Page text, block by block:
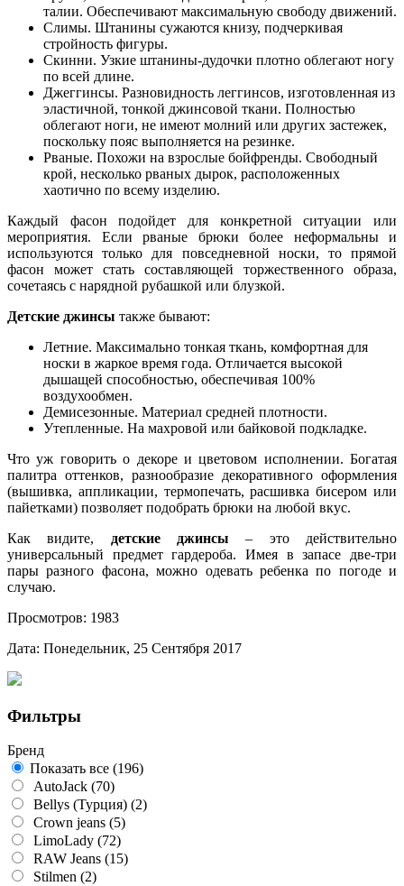
талии. Обеспечивают максимальную свободу движений.
Слимы. Штанины сужаются книзу, подчеркивая
стройность фигуры.
Скинни. Узкие штанины-дудочки плотно облегают ногу
по всей длине.
Джеггинсы. Разновидность леггинсов, изготовленная из
эластичной, тонкой джинсовой ткани. Полностью
облегают ноги, не имеют молний или других застежек,
поскольку пояс выполняется на резинке.
Рваные. Похожи на взрослые бойфренды. Свободный
крой, несколько рваных дырок, расположенных
хаотично по всему изделию.
Каждый фасон подойдет для конкретной ситуации или
мероприятия. Если рваные брюки более неформальны и
используются только для повседневной носки, то прямой
фасон может стать составляющей торжественного образа,
сочетаясь с нарядной рубашкой или блузкой.
Детские джинсы также бывают:
Летние. Максимально тонкая ткань, комфортная для
носки в жаркое время года. Отличается высокой
дышащей способностью, обеспечивая 100%
воздухообмен.
Демисезонные. Материал средней плотности.
Утепленные. На махровой или байковой подкладке.
Что уж говорить о декоре и цветовом исполнении. Богатая
палитра оттенков, разнообразие декоративного оформления
(вышивка, аппликации, термопечать, расшивка бисером или
пайетками) позволяет подобрать брюки на любой вкус.
Как видите, детские джинсы – это действительно
универсальный предмет гардероба. Имея в запасе две-три
пары разного фасона, можно одевать ребенка по погоде и
случаю.
Просмотров: 1983
Дата: Понедельник, 25 Сентября 2017
Фильтры
Бренд
Показать все (196)
AutoJack (70)
Bellys (Турция) (2)
Crown jeans (5)
LimoLady (72)
RAW Jeans (15)
Stilmen (2)